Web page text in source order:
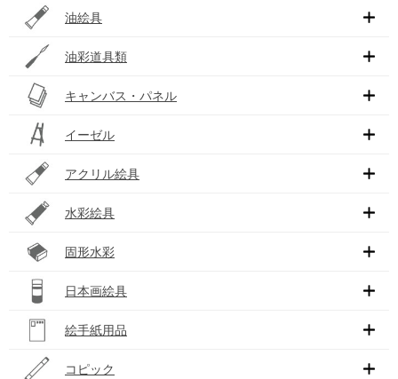
油絵具
油彩道具類
キャンバス・パネル
イーゼル
アクリル絵具
水彩絵具
固形水彩
日本画絵具
絵手紙用品
コピック